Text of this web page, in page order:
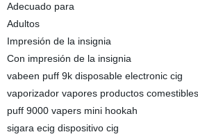
Adecuado para
Adultos
Impresión de la insignia
Con impresión de la insignia
vabeen puff 9k disposable electronic cig
vaporizador vapores productos
puff 9000 vapers mini hookah
sigara ecig dispositivo cig